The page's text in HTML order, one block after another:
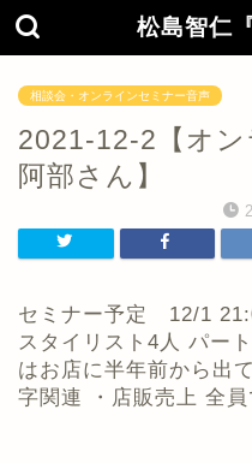
松島智仁
相談会・オンラインセミナー音声
2021-12-2【オ
阿部さん】
セミナー予定 12/1
スタイリスト4人 パー
はお店に半年前から出
字関連 ・店販売上 全